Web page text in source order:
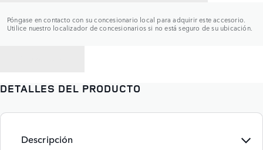
Póngase en contacto con su concesionario local para adquirir este accesorio.
Utilice nuestro localizador de concesionarios si no está seguro de su ubicación.
DETALLES DEL PRODUCTO
Descripción